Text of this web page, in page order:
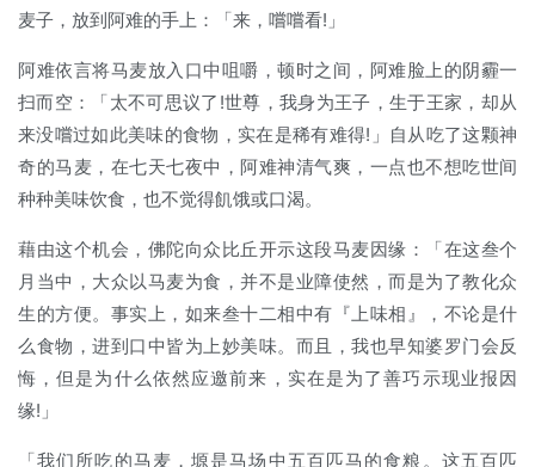
麦子，放到阿难的手上：「来，嚐嚐看!」
阿难依言将马麦放入口中咀嚼，顿时之间，阿难脸上的阴霾一
扫而空：「太不可思议了!世尊，我身为王子，生于王家，却从
来没嚐过如此美味的食物，实在是稀有难得!」自从吃了这颗神
奇的马麦，在七天七夜中，阿难神清气爽，一点也不想吃世间
种种美味饮食，也不觉得飢饿或口渴。
藉由这个机会，佛陀向众比丘开示这段马麦因缘：「在这叁个
月当中，大众以马麦为食，并不是业障使然，而是为了教化众
生的方便。事实上，如来叁十二相中有『上味相』，不论是什
么食物，进到口中皆为上妙美味。而且，我也早知婆罗门会反
悔，但是为什么依然应邀前来，实在是为了善巧示现业报因
缘!」
「我们所吃的马麦，塬是马场中五百匹马的食粮。这五百匹